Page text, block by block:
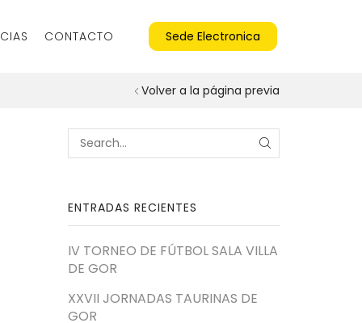
CONTACTO Sede Electronica
Volver a la página previa
SEARCH
ENTRADAS RECIENTES
IV TORNEO DE FÚTBOL SALA VILLA
DE GOR
XXVII JORNADAS TAURINAS DE
GOR